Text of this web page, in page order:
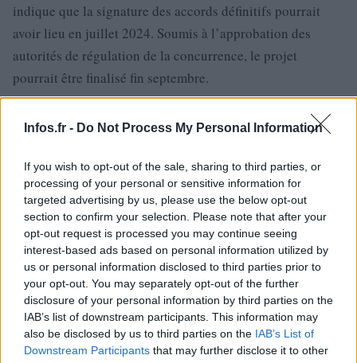
Infos.fr - Do Not Process My Personal Information
If you wish to opt-out of the sale, sharing to third parties, or
processing of your personal or sensitive information for
targeted advertising by us, please use the below opt-out
section to confirm your selection. Please note that after your
opt-out request is processed you may continue seeing
interest-based ads based on personal information utilized by
us or personal information disclosed to third parties prior to
your opt-out. You may separately opt-out of the further
disclosure of your personal information by third parties on the
IAB’s list of downstream participants. This information may
also be disclosed by us to third parties on the IAB’s List of
Downstream Participants that may further disclose it to other
indique que la signature des accords définitifs pourrait
avoir lieu en juillet 2024. Soumis à l’approbation des
autorités de régulation de la concurrence, le projet
pourrait être finalisé fin septembre.
Parisien et Les Echos et actionnaire de Lagardère,
manifeste depuis longtemps son intérêt pour
l’hebdomadaire, pour lequel il avait fait une proposition
en 2021. Arnaud Lagardère, ancien patron du groupe qui
porte son nom et racheté fin novembre par Vivendi, avait
déclaré en avril lors d’une assemblée générale que cette
offre était difficile à refuser, même si elle lui déchirait le
cœur. Il avait démissionné de ses postes exécutifs peu
après, y compris celui de PDG, suite à une mise en examen
dans le cadre d’une enquête sur le financement de ses
dépenses personnelles par ses entreprises.